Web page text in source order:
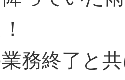
務終了と